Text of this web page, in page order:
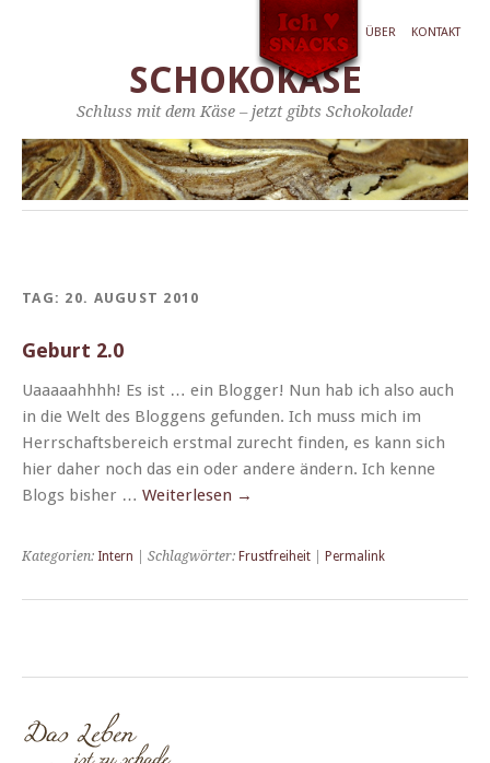
ÜBER KONTAKT
SCHOKOKÄSE
Schluss mit dem Käse – jetzt gibts Schokolade!
TAG: 20. AUGUST 2010
Geburt 2.0
Uaaaaah­h­hh! Es ist … ein Blog­ger! Nun hab ich also auch
in die Welt des Bloggens gefun­den. Ich muss mich im
Herrschafts­bere­ich erst­mal zurecht find­en, es kann sich
hier daher noch das ein oder andere ändern. Ich kenne
Blogs bish­er … Weit­er­lesen →
Kategorien: Intern | Schlagwörter: Frustfreiheit Permalink